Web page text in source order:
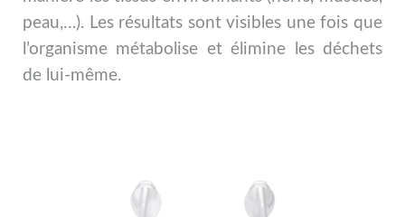
peau,…). Les résultats sont visibles une fois que
l’organisme métabolise et élimine les déchets
de lui-même.